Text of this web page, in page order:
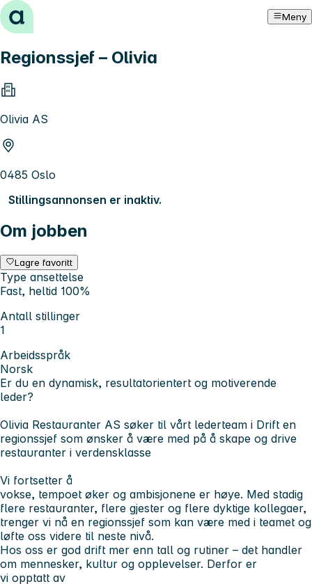
Hopp til innhold Meny
Regionssjef – Olivia
Olivia AS
0485 Oslo
Stillingsannonsen er inaktiv.
Om jobben
Lagre favoritt
Type ansettelse
Fast, heltid 100%
Antall stillinger
1
Arbeidsspråk
Norsk
Er du en dynamisk, resultatorientert og motiverende
leder?
Olivia Restauranter AS søker til vårt lederteam i Drift en
regionssjef som ønsker å være med på å skape og drive
restauranter i verdensklasse
Vi fortsetter å
vokse, tempoet øker og ambisjonene er høye. Med stadig
flere restauranter, flere gjester og flere dyktige kollegaer,
trenger vi nå en regionssjef som kan være med i teamet og
løfte oss videre til neste nivå.
Hos oss er god drift mer enn tall og rutiner – det handler
om mennesker, kultur og opplevelser. Derfor er
vi opptatt av